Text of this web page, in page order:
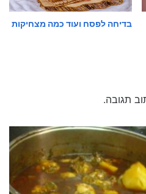
בדיחה לפסח ועוד כמה מצחיקות
תגובה.